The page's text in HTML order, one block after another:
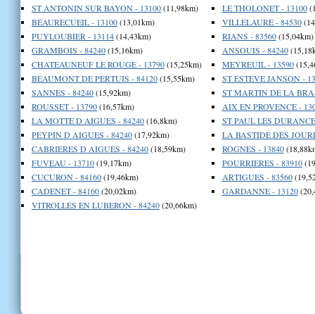
ST ANTONIN SUR BAYON - 13100(11,98km)
BEAURECUEIL - 13100(13,01km)
PUYLOUBIER - 13114(14,43km)
GRAMBOIS - 84240(15,16km)
CHATEAUNEUF LE ROUGE - 13790(15,25km)
BEAUMONT DE PERTUIS - 84120(15,55km)
SANNES - 84240(15,92km)
ROUSSET - 13790(16,57km)
LA MOTTE D AIGUES - 84240(16,8km)
PEYPIN D AIGUES - 84240(17,92km)
CABRIERES D AIGUES - 84240(18,59km)
FUVEAU - 13710(19,17km)
CUCURON - 84160(19,46km)
CADENET - 84160(20,02km)
VITROLLES EN LUBERON - 84240(20,66km)
LE THOLONET - 13100
VILLELAURE - 84530
RIANS - 83560(15,04km)
ANSOUIS - 84240
MEYREUIL - 13590
ST ESTEVE JANSON -
ST MARTIN DE LA
AIX EN PROVENCE -
ST PAUL LES
LA BASTIDE DES
ROGNES - 13840
POURRIERES - 83910
ARTIGUES - 83560
GARDANNE - 13120